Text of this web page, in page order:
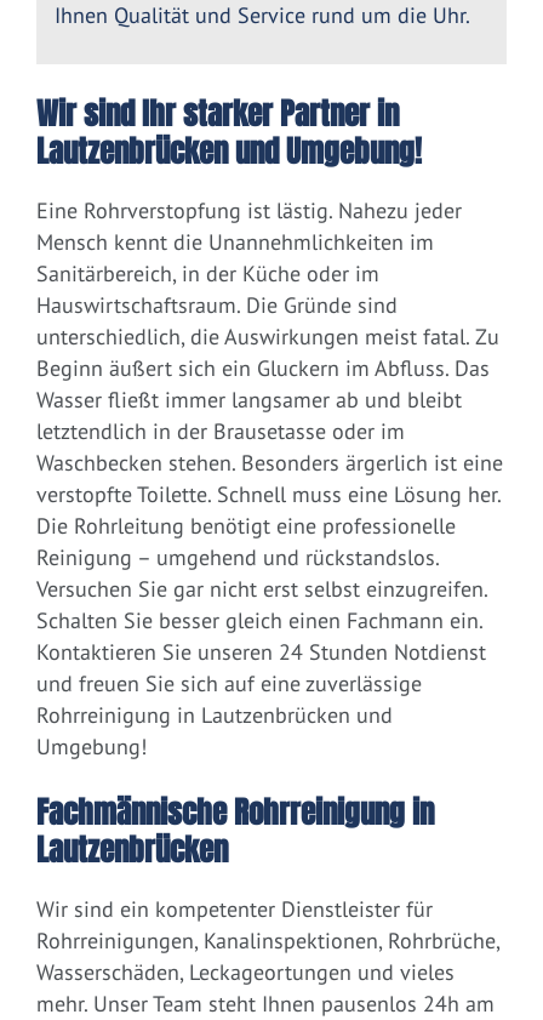
Ihnen Qualität und Service rund um die Uhr.
Wir sind Ihr starker Partner in
Lautzenbrücken und Umgebung!
Eine Rohrverstopfung ist lästig. Nahezu jeder
Mensch kennt die Unannehmlichkeiten im
Sanitärbereich, in der Küche oder im
Hauswirtschaftsraum. Die Gründe sind
unterschiedlich, die Auswirkungen meist fatal. Zu
Beginn äußert sich ein Gluckern im Abfluss. Das
Wasser fließt immer langsamer ab und bleibt
letztendlich in der Brausetasse oder im
Waschbecken stehen. Besonders ärgerlich ist eine
verstopfte Toilette. Schnell muss eine Lösung her.
Die Rohrleitung benötigt eine professionelle
Reinigung – umgehend und rückstandslos.
Versuchen Sie gar nicht erst selbst einzugreifen.
Schalten Sie besser gleich einen Fachmann ein.
Kontaktieren Sie unseren 24 Stunden Notdienst
und freuen Sie sich auf eine zuverlässige
Rohrreinigung in Lautzenbrücken und
Umgebung!
Fachmännische Rohrreinigung in
Lautzenbrücken
Wir sind ein kompetenter Dienstleister für
Rohrreinigungen, Kanalinspektionen, Rohrbrüche,
Wasserschäden, Leckageortungen und vieles
mehr. Unser Team steht Ihnen pausenlos 24h am